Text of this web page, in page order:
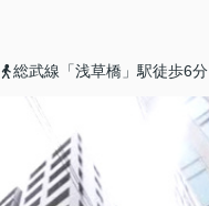
総武線「浅草橋」駅徒歩6分